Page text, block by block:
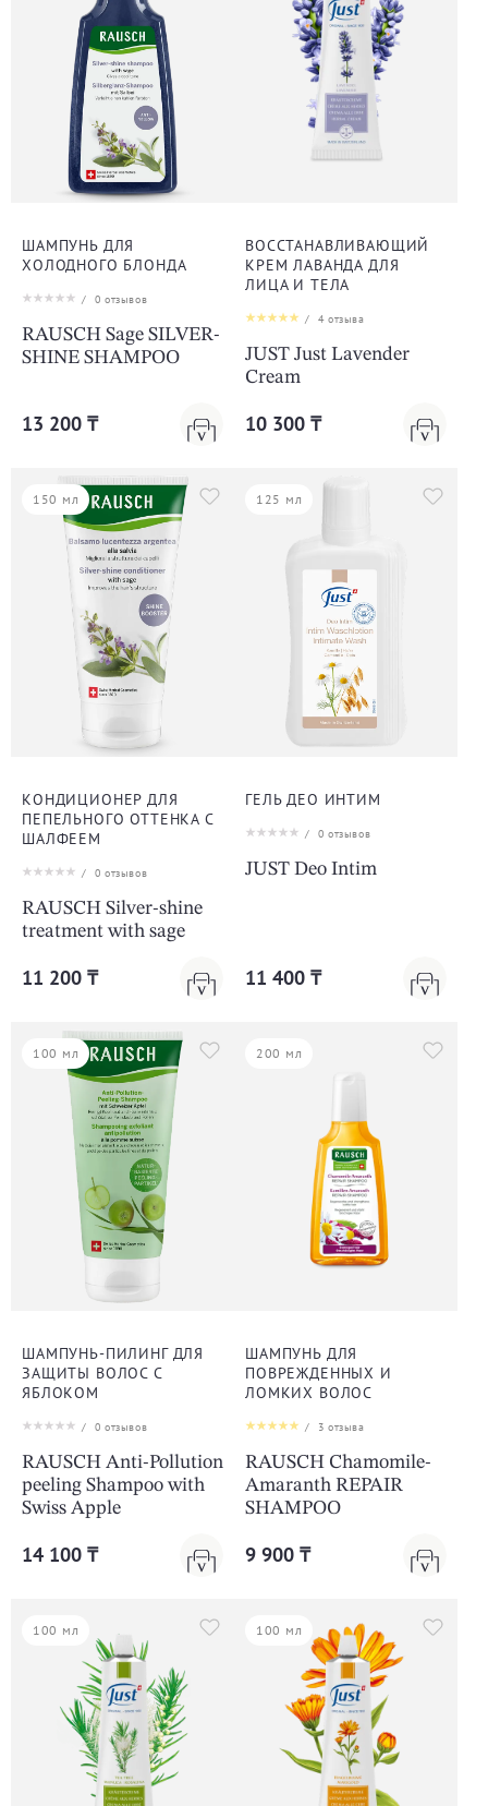
ШАМПУНЬ ДЛЯ
ХОЛОДНОГО БЛОНДА
/ 0 отзывов
RAUSCH Sage SILVER-
SHINE SHAMPOO
13 200 ₸
ВОССТАНАВЛИВАЮЩИЙ
КРЕМ ЛАВАНДА ДЛЯ
ЛИЦА И ТЕЛА
/ 4отзыва
JUST Just Lavender
Cream
10 300 ₸
150 мл
КОНДИЦИОНЕР ДЛЯ
ПЕПЕЛЬНОГО ОТТЕНКА С
ШАЛФЕЕМ
/ 0 отзывов
RAUSCH Silver-shine
treatment with sage
11 200 ₸
125 мл
ГЕЛЬ ДЕО ИНТИМ
/ 0 отзывов
JUST Deo Intim
11 400 ₸
100 мл
ШАМПУНЬ-ПИЛИНГ ДЛЯ
ЗАЩИТЫ ВОЛОС С
ЯБЛОКОМ
/ 0 отзывов
RAUSCH Anti-Pollution
peeling Shampoo with
Swiss Apple
14 100 ₸
200 мл
ШАМПУНЬ ДЛЯ
ПОВРЕЖДЕННЫХ И
ЛОМКИХ ВОЛОС
/ 3 отзыва
RAUSCH Chamomile-
Amaranth REPAIR
SHAMPOO
9 900 ₸
100 мл 100 мл